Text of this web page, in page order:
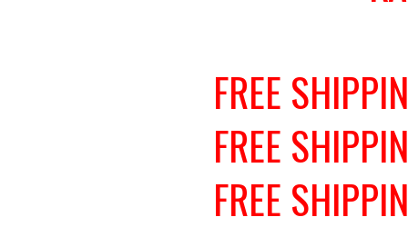
FREE
FREE
FREE